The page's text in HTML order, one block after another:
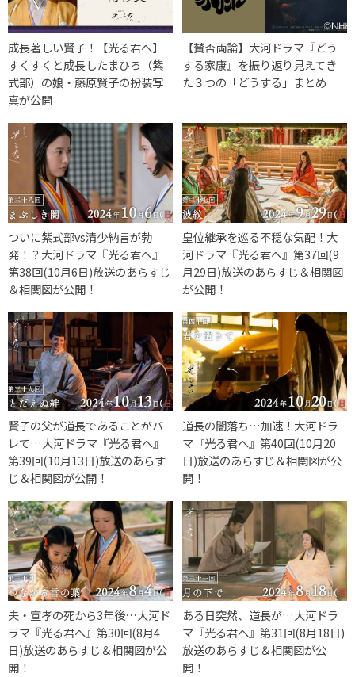
成長著しい賢子！【光る君へ】
すくすくと成長したまひろ（紫
式部）の娘・藤原賢子の扮装写
真が公開
【賛否両論】大河ドラマ『どう
する家康』を振り返り見えてき
た３つの「どうする」まとめ
ついに紫式部vs清少納言が勃
発！？大河ドラマ『光る君へ』
第38回(10月6日)放送のあらすじ
＆相関図が公開！
皇位継承を巡る不穏な気配！大
河ドラマ『光る君へ』第37回(9
月29日)放送のあらすじ＆相関図
が公開！
賢子の父が道長であることがバ
レて…大河ドラマ『光る君へ』
第39回(10月13日)放送のあらす
じ＆相関図が公開！
道長の闇落ち…加速！大河ドラ
マ『光る君へ』第40回(10月20
日)放送のあらすじ＆相関図が公
開！
夫・宣孝の死から3年後…大河ド
ラマ『光る君へ』第30回(8月4
日)放送のあらすじ＆相関図が公
開！
ある日突然、道長が…大河ドラ
マ『光る君へ』第31回(8月18日)
放送のあらすじ＆相関図が公
開！